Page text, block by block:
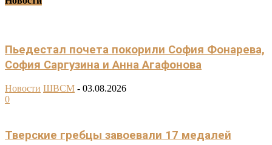
Пьедестал почета покорили София Фонарева,
София Саргузина и Анна Агафонова
Новости ШВСМ - 03.08.2026
0
Тверские гребцы завоевали 17 медалей